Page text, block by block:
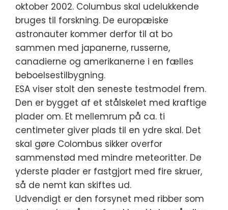
oktober 2002. Columbus skal udelukkende
bruges til forskning. De europæiske
astronauter kommer derfor til at bo
sammen med japanerne, russerne,
canadierne og amerikanerne i en fælles
beboelsestilbygning.
ESA viser stolt den seneste testmodel frem.
Den er bygget af et stålskelet med kraftige
plader om. Et mellemrum på ca. ti
centimeter giver plads til en ydre skal. Det
skal gøre Colombus sikker overfor
sammenstød med mindre meteoritter. De
yderste plader er fastgjort med fire skruer,
så de nemt kan skiftes ud.
Udvendigt er den forsynet med ribber som